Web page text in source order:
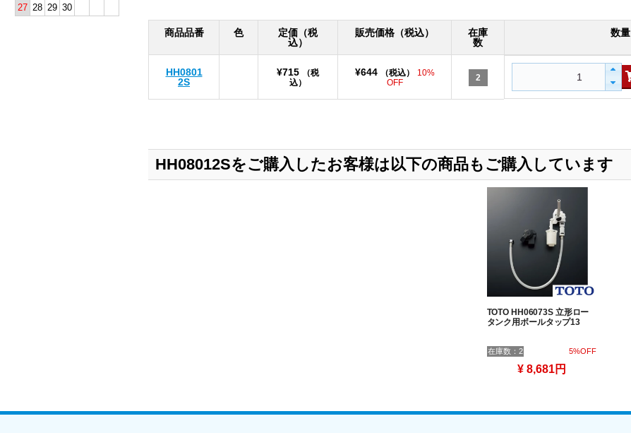
商品品番 色
定価（税
込）
販売価格（税込）
在庫
数
数量
HH0801
2S
¥715
（税
込）
¥644 （税込）
10%
OFF
2
HH08012Sをご購入したお客様は以下の商品もご購入しています
TOTO HH06073S 立形ロー
タンク用ボールタップ13
在庫数：2 5%OFF
¥ 8,681円
27 28 29 30